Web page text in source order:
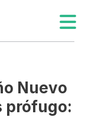
Nuevo
prófugo: